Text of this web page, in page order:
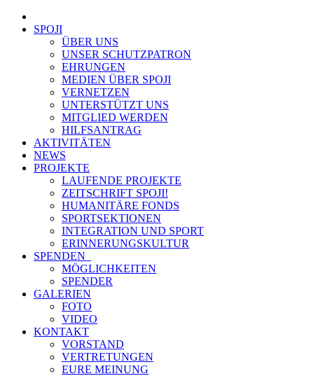
SPOJI
ÜBER UNS
UNSER SCHUTZPATRON
EHRUNGEN
MEDIEN ÜBER SPOJI
VERNETZEN
UNTERSTÜTZT UNS
MITGLIED WERDEN
HILFSANTRAG
AKTIVITÄTEN
NEWS
PROJEKTE
LAUFENDE PROJEKTE
ZEITSCHRIFT SPOJI!
HUMANITÄRE FONDS
SPORTSEKTIONEN
INTEGRATION UND SPORT
ERINNERUNGSKULTUR
SPENDEN
MÖGLICHKEITEN
SPENDER
GALERIEN
FOTO
VIDEO
KONTAKT
VORSTAND
VERTRETUNGEN
EURE MEINUNG